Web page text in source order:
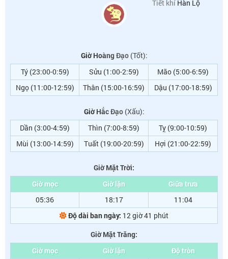
Tiết khí Hàn Lộ
Giờ Hoàng Đạo(Tốt):
Tý (23:00-0:59)
Sửu (1:00-2:59)
Mão (5:00-6:59)
Ngọ (11:00-12:59)
Thân (15:00-16:59) Dậu (17:00-18:59)
Giờ Hắc Đạo(Xấu):
Dần (3:00-4:59)
Thìn (7:00-8:59)
Tỵ (9:00-10:59)
Mùi (13:00-14:59)
Tuất (19:00-20:59) Hợi (21:00-22:59)
Giờ Mặt Trời:
Giờ mọc
Giờ lặn
Giữa trưa
05:36
18:17
11:04
Độ dài ban ngày: 12 giờ 41 phút
Giờ Mặt Trăng:
Giờ mọc
Giờ lặn
Độ tròn